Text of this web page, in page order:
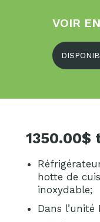
VOIR
1350.00$
hotte de
inoxydable;
Dans l’unité